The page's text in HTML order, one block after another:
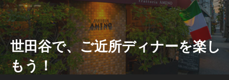
世田谷で、ご近所ディナーを楽し
もう！